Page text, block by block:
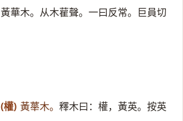
黃華木。从木雚聲。一曰反常。巨員切
(權) 黃蕐木。 釋木曰：權，黃英。按英